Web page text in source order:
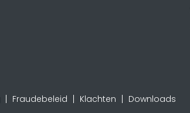
Fraudebeleid Klachten Downloads